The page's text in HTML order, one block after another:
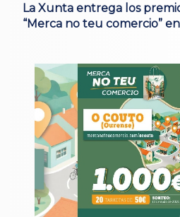
La Xunta entrega los
“Merca no teu comercio”